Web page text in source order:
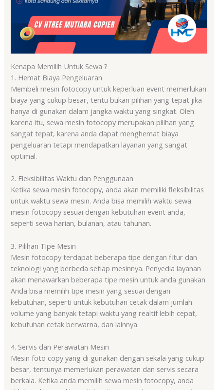
Kenapa Memilih Untuk Sewa ?
1. Hemat Biaya Pengeluaran
Membeli mesin fotocopy untuk keperluan event memerlukan
biaya yang cukup besar, tentu bukan pilihan yang tepat jika
hanya di gunakan dalam jangka waktu yang singkat. Oleh
karena itu, sewa mesin fotocopy merupakan pilihan yang
sangat tepat, karena anda dapat menghemat biaya
pengeluaran tetapi mendapatkan layanan yang sangat
optimal.
2. Fleksibilitas Waktu dan Penggunaan
Ketika sewa mesin fotocopy, anda akan memiliki fleksibilitas
untuk waktu sewa mesin. Anda bisa memilih waktu sewa
mesin fotocopy sesuai dengan kebutuhan event anda,
seperti sewa harian, bulanan, atau tahunan.
3. Pilihan Tipe Mesin
Mesin fotocopy terdapat beberapa tipe dengan fitur dan
teknologi yang berbeda setiap mesinnya. Penyedia layanan
akan menawarkan beberapa tipe mesin untuk anda gunakan.
Anda bisa memilih tipe mesin yang sesuai dengan
kebutuhan, seperti untuk kebutuhan cetak dalam jumlah
volume yang banyak tetapi waktu yang realtif lebih cepat,
kebutuhan cetak berwarna, dan lainnya.
4. Servis dan Perawatan Mesin
Mesin foto copy yang di gunakan dengan sekala yang cukup
besar, tentunya memerlukan perawatan dan servis secara
berkala. Ketika anda memilih sewa mesin fotocopy, anda